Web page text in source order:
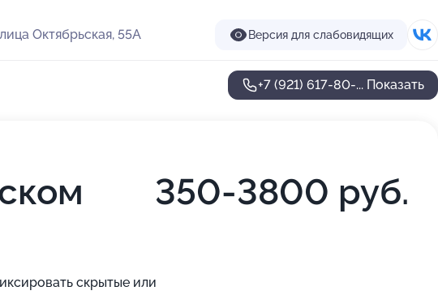
Октябрьская, 55А Версия для слабовидящих
+7 (921) 617-80-... Показать
350-3800 руб.
скрытые или